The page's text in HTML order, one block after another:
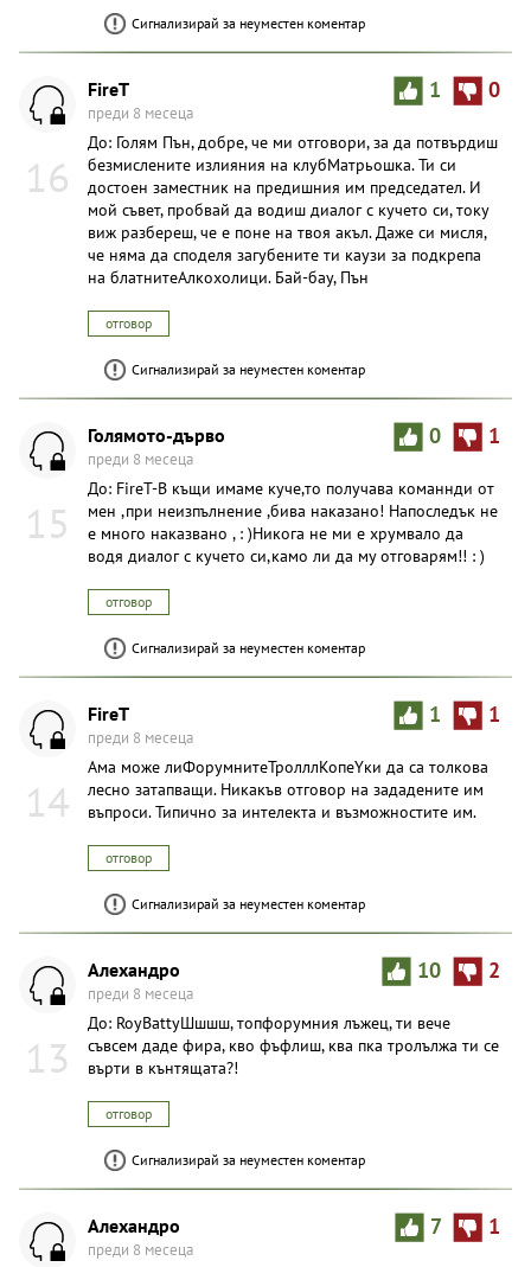
Сигнализирай за неуместен коментар
16
1 0
FireT
преди 8 месеца
До: Голям Пън, добре, че ми отговори, за да потвърдиш
безмислените излияния на клубМатрьошка. Ти си
достоен заместник на предишния им председател. И
мой съвет, пробвай да водиш диалог с кучето си, току
виж разбереш, че е поне на твоя акъл. Даже си мисля,
че няма да споделя загубените ти каузи за подкрепа
на блатнитеАлкохолици. Бай-бау, Пън
отговор
Сигнализирай за неуместен коментар
15
0 1
Голямото-дърво
преди 8 месеца
До: FireT-В къщи имаме куче,то получава команнди от
мен ,при неизпълнение ,бива наказано! Напоследък не
е много наказвано , : )Никога не ми е хрумвало да
водя диалог с кучето си,камо ли да му отговарям!! : )
отговор
Сигнализирай за неуместен коментар
14
1 1
FireT
преди 8 месеца
Ама може лиФорумнитеТролллКопеYки да са толкова
лесно затапващи. Никакъв отговор на зададените им
въпроси. Типично за интелекта и възможностите им.
отговор
Сигнализирай за неуместен коментар
13
10 2
Алехандро
преди 8 месеца
До: RoyBattyШшшш, топфорумния лъжец, ти вече
съвсем даде фира, кво фъфлиш, ква пка тролължа ти се
върти в кънтящата?!
отговор
Сигнализирай за неуместен коментар
7 1
Алехандро
преди 8 месеца